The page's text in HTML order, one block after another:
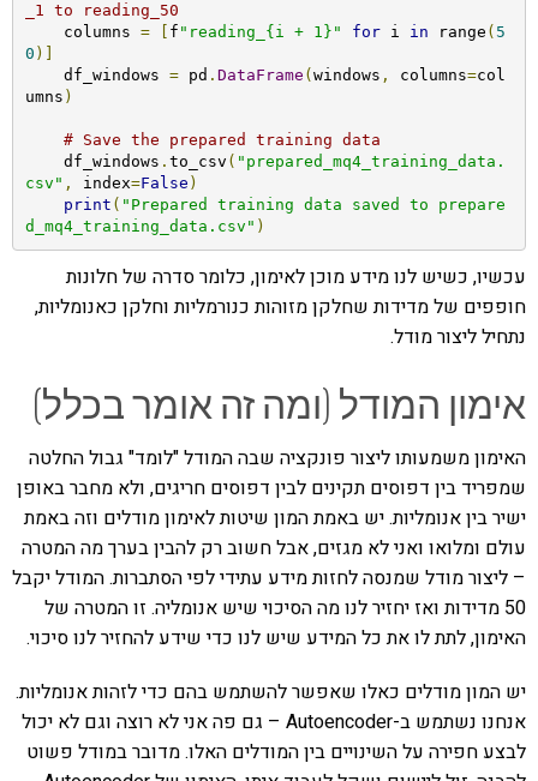
_1 to reading_50
    columns
= f "reading_{i + 1}" for i in range ( 5
0 )]
    df_windows
= pd . DataFrame ( windows , columns=col
umns )
# Save the prepared training data
    df_windows
. to_csv ( "prepared_mq4_training_data.
csv" , index=False )
print ( "Prepared training data saved to prepare
d_mq4_training_data.csv" )
עכשיו, כשיש לנו מידע מוכן לאימון, כלומר סדרה של חלונות
חופפים של מדידות שחלקן מזוהות כנורמליות וחלקן כאנומליות,
נתחיל ליצור מודל.
אימון המודל (ומה זה אומר בכלל)
האימון משמעותו ליצור פונקציה שבה המודל "לומד" גבול החלטה
שמפריד בין דפוסים תקינים לבין דפוסים חריגים, ולא מחבר באופן
ישיר בין אנומליות. יש באמת המון שיטות לאימון מודלים וזה באמת
עולם ומלואו ואני לא מגזים, אבל חשוב רק להבין בערך מה המטרה
– ליצור מודל שמנסה לחזות מידע עתידי לפי הסתברות. המודל יקבל
50 מדידות ואז יחזיר לנו מה הסיכוי שיש אנומליה. זו המטרה של
האימון, לתת לו את כל המידע שיש לנו כדי שידע להחזיר לנו סיכוי.
יש המון מודלים כאלו שאפשר להשתמש בהם כדי לזהות אנומליות.
אנחנו נשתמש ב-Autoencoder – גם פה אני לא רוצה וגם לא יכול
לבצע חפירה על השינויים בין המודלים האלו. מדובר במודל פשוט